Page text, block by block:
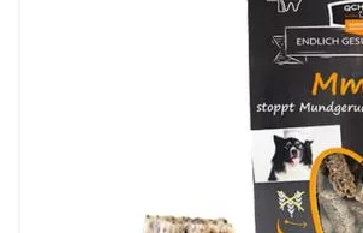
Granatapet
Irish Pure